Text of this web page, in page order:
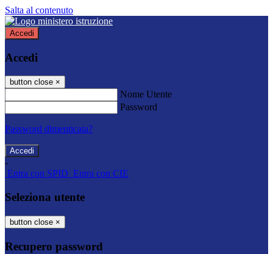
Salta al contenuto
Accedi
Accedi
button close ×
Nome Utente
Password
Password dimenticata?
-
Entra con SPID Entra con CIE
Seleziona utente
button close ×
Recupero password